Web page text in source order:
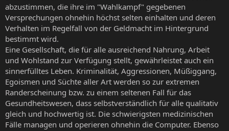
abzustimmen, die ihre im "Wahlkampf" gegebenen
Versprechungen ohnehin höchst selten einhalten und deren
Verhalten im Regelfall von der Geldmacht im Hintergrund
bestimmt wird.
Eine Gesellschaft, die für alle ausreichend Nahrung, Arbeit
und Wohlstand zur Verfügung stellt, gewährleistet auch ein
sinnerfülltes Leben. Kriminalität, Aggressionen, Müßiggang,
Egoismen und Süchte aller Art werden so zur extremen
Randerscheinung bzw. zu einem seltenen Fall für das
Gesundheitswesen, dass selbstverständlich für alle qualitativ
gleich und hochwertig ist. Die schwierigsten medizinischen
Fälle managen und operieren ohnehin die Computer. Ebenso